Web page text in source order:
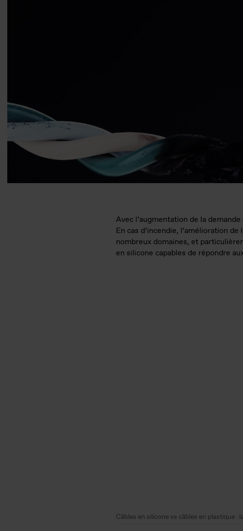
Avec l’augmentation de la
En cas d’incendie, l’amélioration
nombreux domaines, et
en silicone capables de répondre
Câbles en silicone vs câbles en plastique :